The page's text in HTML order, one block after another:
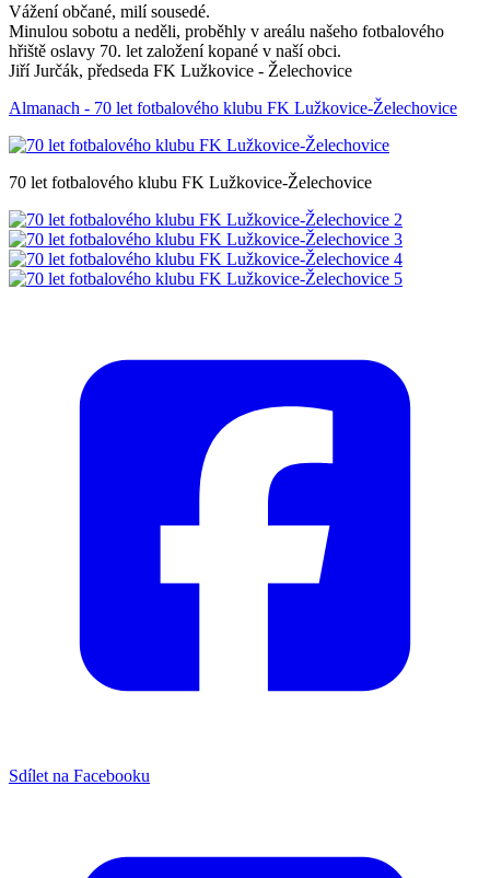
Vážení občané, milí sousedé.
Minulou sobotu a neděli, proběhly v areálu našeho fotbalového
hřiště oslavy 70. let založení kopané v naší obci.
Jiří Jurčák, předseda FK Lužkovice - Želechovice
Almanach - 70 let fotbalového klubu FK Lužkovice-Želechovice
70 let fotbalového klubu FK Lužkovice-Želechovice
Sdílet na Facebooku